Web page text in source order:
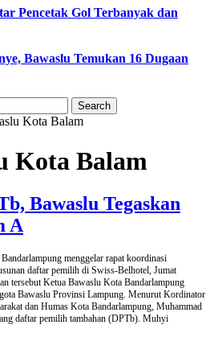
Pencetak Gol Terbanyak dan
Bawaslu Temukan 16 Dugaan
Kota Balam
Kota Balam
Bawaslu Tegaskan
A
menggelar rapat koordinasi
daftar pemilih di Swiss-Belhotel, Jumat
tersebut Ketua Bawaslu Kota Bandarlampung
Bawaslu Provinsi Lampung. Menurut Kordinator
dan Humas Kota Bandarlampung, Muhammad
daftar pemilih tambahan (DPTb). Muhyi